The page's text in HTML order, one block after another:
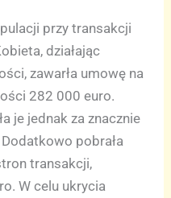
przy transakcji
działając
zawarła umowę na
282 000 euro.
je jednak za znacznie
pobrała
transakcji,
W celu ukrycia